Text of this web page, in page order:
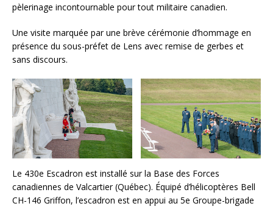
pèlerinage incontournable pour tout militaire canadien.
Une visite marquée par une brève cérémonie d’hommage en
présence du sous-préfet de Lens avec remise de gerbes et
sans discours.
Le 430e Escadron est installé sur la Base des Forces
canadiennes de Valcartier (Québec). Équipé d’hélicoptères Bell
CH-146 Griffon, l’escadron est en appui au 5e Groupe-brigade